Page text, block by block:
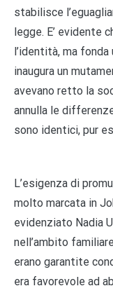
stabilisce
legge. E’ evidente
l’identità, ma
inaugura un
avevano retto la
annulla le
sono identici, pur
L’esigenza di
molto marcata in
evidenziato Nadia
nell’ambito
erano garantite
era favorevole ad